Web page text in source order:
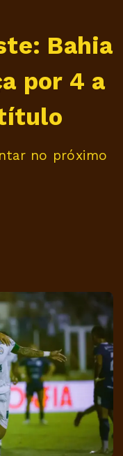
Bahia
por 4 a
no próximo